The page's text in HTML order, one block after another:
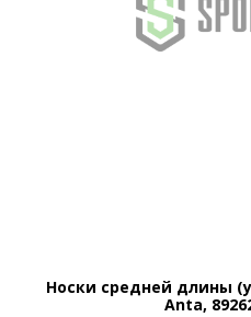
Носки средней длины
Anta,